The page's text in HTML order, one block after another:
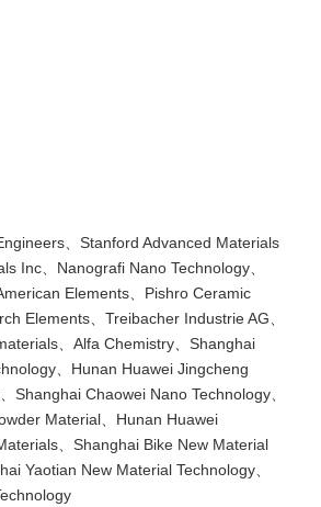
、Stanford Advanced Materials
Inc、Nanografi Nano Technology、
Elements、Pishro Ceramic
Elements、Treibacher Industrie AG、
、Alfa Chemistry、Shanghai
、Hunan Huawei Jingcheng
Shanghai Chaowei Nano Technology、
Material、Hunan Huawei
、Shanghai Bike New Material
Yaotian New Material Technology、